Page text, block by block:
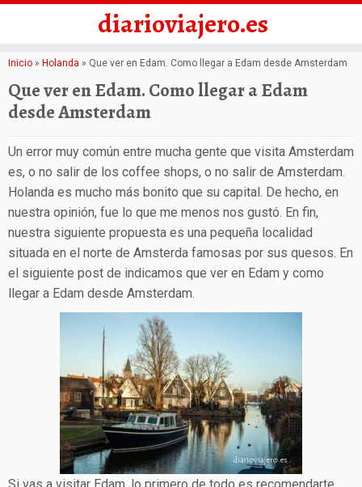
Saltar
contenido
diarioviajero.es
Inicio » Holanda » Que ver en Edam. Como llegar a Edam desde Amsterdam
Que ver en Edam. Como llegar a Edam
desde Amsterdam
Un error muy común entre mucha gente que visita Amsterdam
es, o no salir de los coffee shops, o no salir de Amsterdam.
Holanda es mucho más bonito que su capital. De hecho, en
nuestra opinión, fue lo que me menos nos gustó. En fin,
nuestra siguiente propuesta es una pequeña localidad
situada en el norte de Amsterda famosas por sus quesos. En
el siguiente post de indicamos que ver en Edam y como
llegar a Edam desde Amsterdam.